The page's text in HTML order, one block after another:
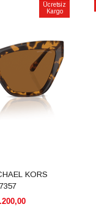
Ücretsiz
Kargo
KORS